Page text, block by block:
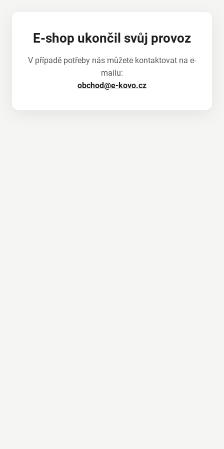
E-shop ukončil svůj provoz
V případě potřeby nás můžete kontaktovat na e-
mailu:
obchod@e-kovo.cz